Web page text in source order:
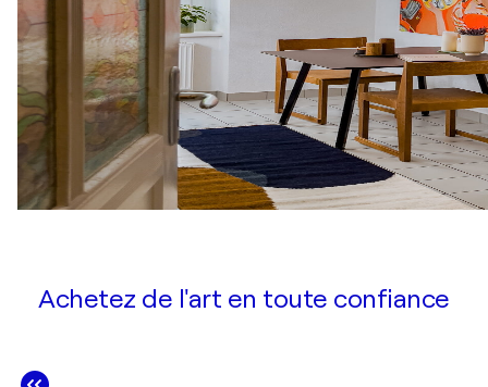
Achetez de l'art en toute confiance